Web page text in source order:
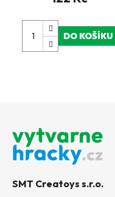
DO KOŠÍKU
SMT Creatoys s.r.o.